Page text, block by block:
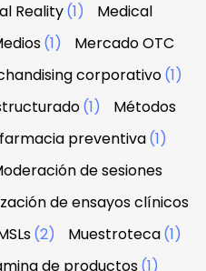
Reality(1)
Medical
(1)
Mercado OTC
corporativo(1)
(1)
Métodos
preventiva(1)
de sesiones
de ensayos clínicos
(2) Muestroteca(1)
de productos(1)